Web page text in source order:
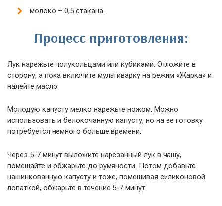
молоко – 0,5 стакана.
Процесс приготовления:
Лук нарежьте полукольцами или кубиками. Отложите в
сторону, а пока включите мультиварку на режим «Жарка» и
налейте масло.
Молодую капусту мелко нарежьте ножом. Можно
использовать и белокочанную капусту, но на ее готовку
потребуется немного больше времени.
Через 5-7 минут выложите нарезанный лук в чашу,
помешайте и обжарьте до румяности. Потом добавьте
нашинкованную капусту и тоже, помешивая силиконовой
лопаткой, обжарьте в течение 5-7 минут.